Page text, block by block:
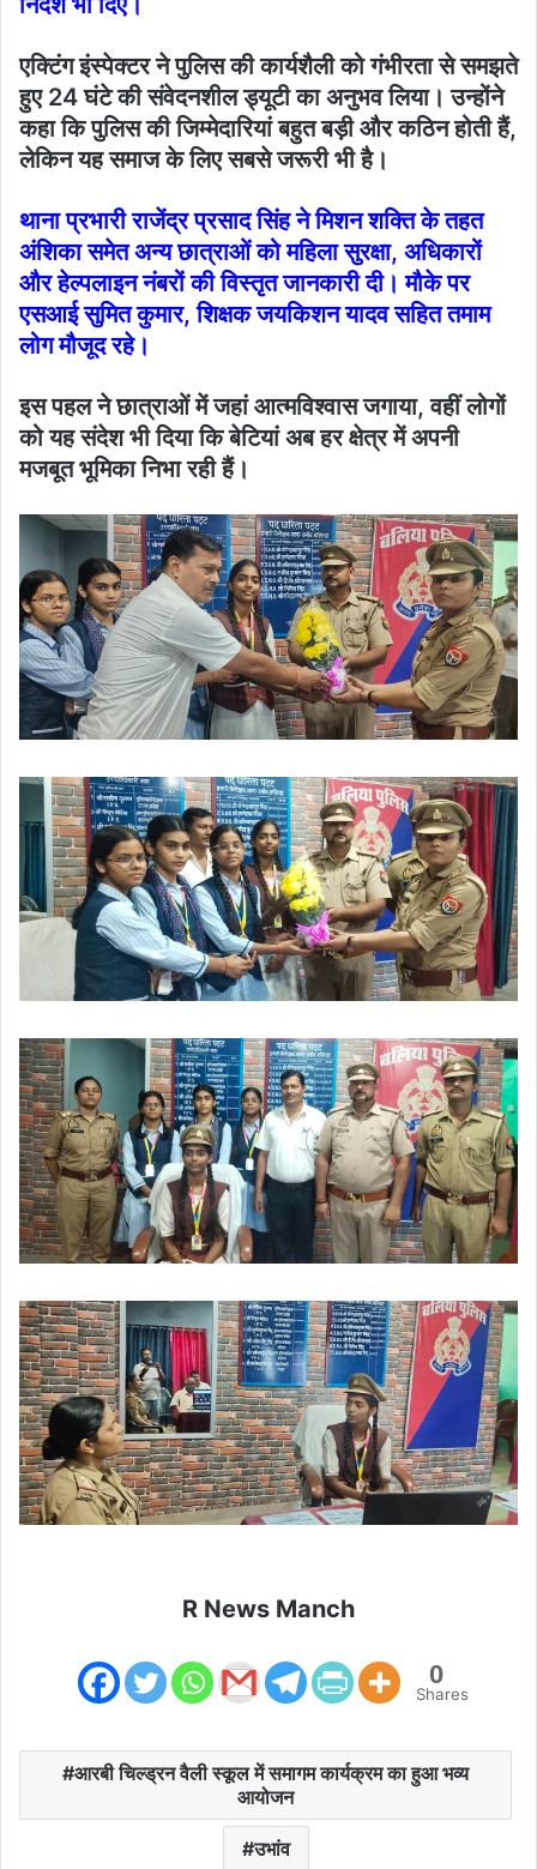
एक्टिंग इंस्पेक्टर ने पुलिस की कार्यशैली को गंभीरता से समझते
हुए 24 घंटे की संवेदनशील ड्यूटी का अनुभव लिया। उन्होंने
कहा कि पुलिस की जिम्मेदारियां बहुत बड़ी और कठिन होती हैं,
लेकिन यह समाज के लिए सबसे जरूरी भी है।
थाना प्रभारी राजेंद्र प्रसाद सिंह ने मिशन शक्ति के तहत
अंशिका समेत अन्य छात्राओं को महिला सुरक्षा, अधिकारों
और हेल्पलाइन नंबरों की विस्तृत जानकारी दी। मौके पर
एसआई सुमित कुमार, शिक्षक जयकिशन यादव सहित तमाम
लोग मौजूद रहे।
इस पहल ने छात्राओं में जहां आत्मविश्वास जगाया, वहीं लोगों
को यह संदेश भी दिया कि बेटियां अब हर क्षेत्र में अपनी
मजबूत भूमिका निभा रही हैं।
R News Manch
0
Shares
आरबी चिल्ड्रन वैली स्कूल में समागम कार्यक्रम का हुआ भव्य
आयोजन
उभांव